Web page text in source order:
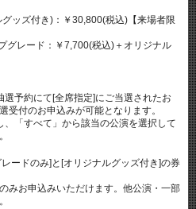
ッズ付き)：￥30,800(税込)【来場者限
グレード：￥7,700(税込)＋オリジナル
予約にて[全席指定]にご当選されたお
受付のお申込みが可能となります。
「すべて」から該当の公演を選択して
ードのみ]と[オリジナルグッズ付き]の券
みお申込みいただけます。他公演・⼀部